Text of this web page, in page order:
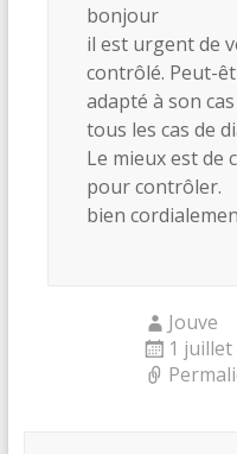
bonjour
il est urgent de
contrôlé. Peut-
adapté à son
tous les cas de
Le mieux est de
pour contrôler.
bien
Jouve
1 juillet